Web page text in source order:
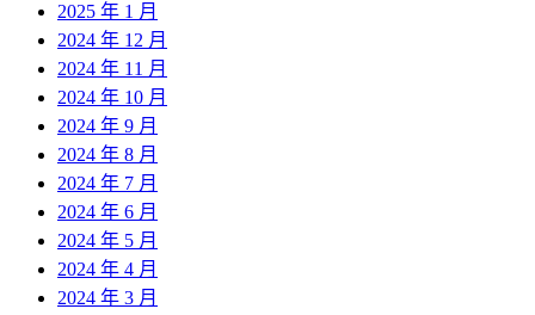
2025 年 1 月
2024 年 12 月
2024 年 11 月
2024 年 10 月
2024 年 9 月
2024 年 8 月
2024 年 7 月
2024 年 6 月
2024 年 5 月
2024 年 4 月
2024 年 3 月